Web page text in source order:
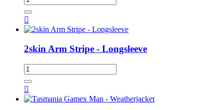

2skin Arm Stripe - Longsleeve
